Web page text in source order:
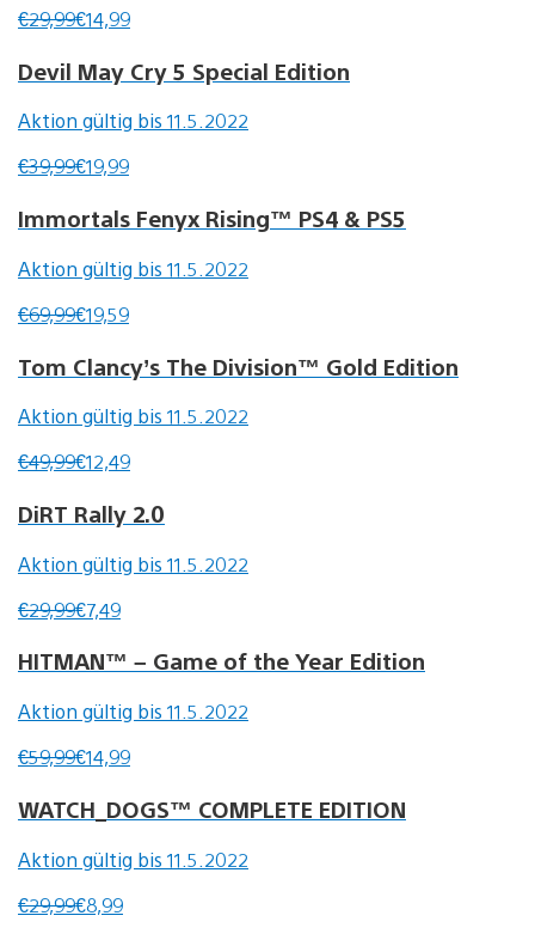
€29,99€14,99
Devil May Cry 5 Special Edition
Aktion gültig bis 11.5.2022
€39,99€19,99
Immortals Fenyx Rising™ PS4 & PS5
Aktion gültig bis 11.5.2022
€69,99€19,59
Tom Clancy’s The Division™ Gold Edition
Aktion gültig bis 11.5.2022
€49,99€12,49
DiRT Rally 2.0
Aktion gültig bis 11.5.2022
€29,99€7,49
HITMAN™ – Game of the Year Edition
Aktion gültig bis 11.5.2022
€59,99€14,99
WATCH_DOGS™ COMPLETE EDITION
Aktion gültig bis 11.5.2022
€29,99€8,99